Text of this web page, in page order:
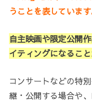
うことを表しています
自主映画や限定公開
イティングになること
コンサートなどの特
継・公開する場合や